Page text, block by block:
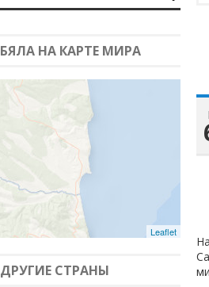
БЯЛА НА КАРТЕ МИРА
Leaflet
ДРУГИЕ СТРАНЫ